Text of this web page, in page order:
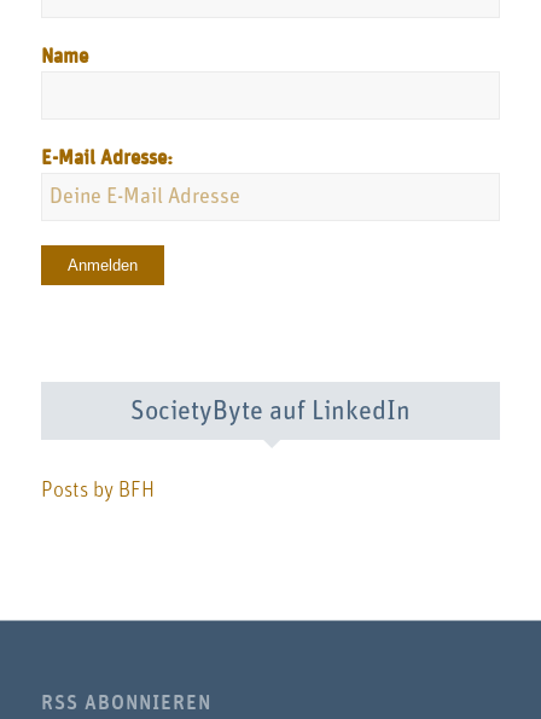
Name
E-Mail Adresse:
SocietyByte auf LinkedIn
Posts by BFH
RSS ABONNIEREN